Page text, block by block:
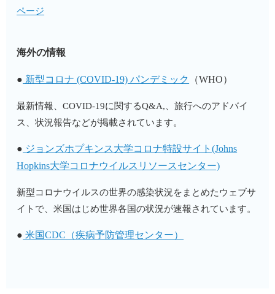
ページ
海外の情報
● 新型コロナ (COVID-19) パンデミック （WHO）
最新情報、COVID-19に関するQ&A,、旅行へのアドバイ
ス、状況報告などが掲載されています。
● ジョンズホプキンス大学コロナ特設サイト(Johns
Hopkins大学コロナウイルスリソースセンター)
新型コロナウイルスの世界の感染状況をまとめたウェブサ
イトで、米国はじめ世界各国の状況が速報されています。
● 米国CDC（疾病予防管理センター）